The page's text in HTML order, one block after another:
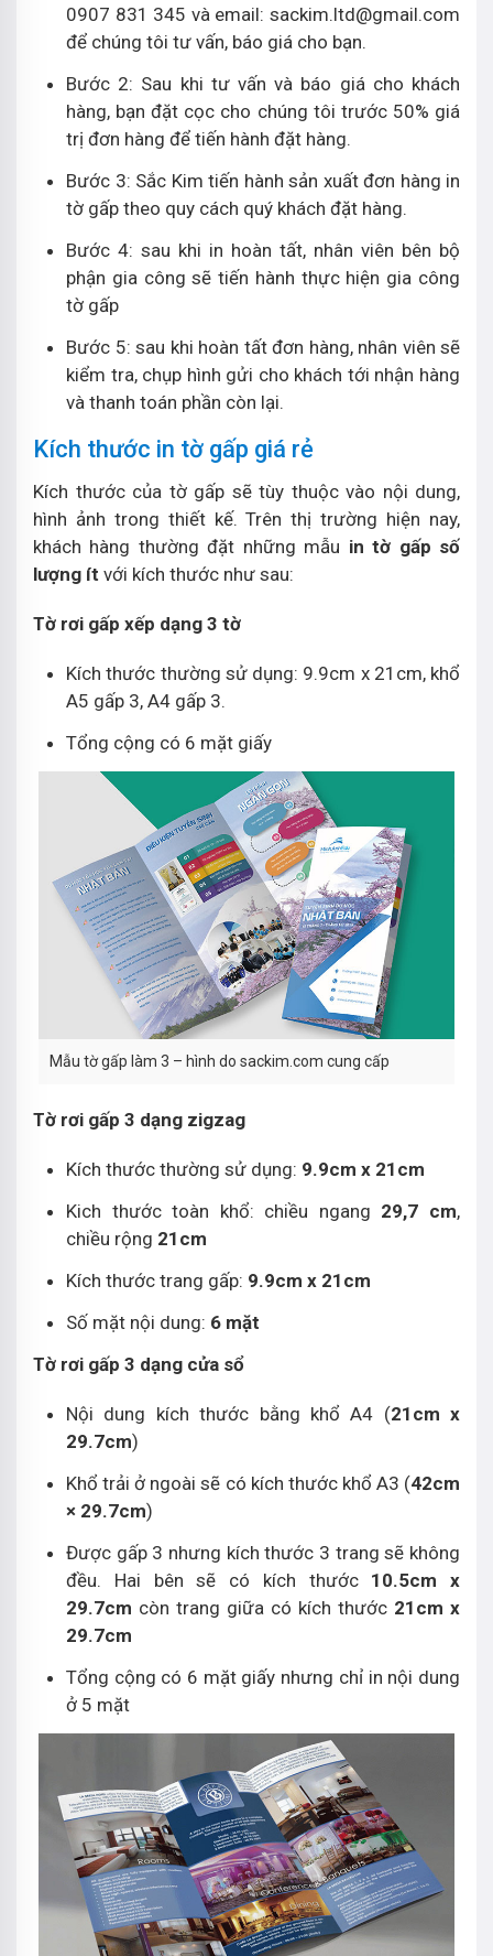
0907 831 345 và email: sackim.ltd@gmail.com
để chúng tôi tư vấn, báo giá cho bạn.
Bước 2: Sau khi tư vấn và báo giá cho khách
hàng, bạn đặt cọc cho chúng tôi trước 50% giá
trị đơn hàng để tiến hành đặt hàng.
Bước 3: Sắc Kim tiến hành sản xuất đơn hàng in
tờ gấp theo quy cách quý khách đặt hàng.
Bước 4: sau khi in hoàn tất, nhân viên bên bộ
phận gia công sẽ tiến hành thực hiện gia công
tờ gấp
Bước 5: sau khi hoàn tất đơn hàng, nhân viên sẽ
kiểm tra, chụp hình gửi cho khách tới nhận hàng
và thanh toán phần còn lại.
Kích thước in tờ gấp giá rẻ
Kích thước của tờ gấp sẽ tùy thuộc vào nội dung,
hình ảnh trong thiết kế. Trên thị trường hiện nay,
khách hàng thường đặt những mẫu in tờ gấp số
lượng ít với kích thước như sau:
Tờ rơi gấp xếp dạng 3 tờ
Kích thước thường sử dụng: 9.9cm x 21cm, khổ
A5 gấp 3, A4 gấp 3.
Tổng cộng có 6 mặt giấy
Mẫu tờ gấp làm 3 – hình do sackim.com cung cấp
Tờ rơi gấp 3 dạng zigzag
Kích thước thường sử dụng: 9.9cm x 21cm
Kich thước toàn khổ: chiều ngang 29,7 cm,
chiều rộng 21cm
Kích thước trang gấp: 9.9cm x 21cm
Số mặt nội dung: 6 mặt
Tờ rơi gấp 3 dạng cửa sổ
Nội dung kích thước bằng khổ A4 (21cm x
29.7cm)
Khổ trải ở ngoài sẽ có kích thước khổ A3 (42cm
× 29.7cm)
Được gấp 3 nhưng kích thước 3 trang sẽ không
đều. Hai bên sẽ có kích thước 10.5cm x
29.7cm còn trang giữa có kích thước 21cm x
29.7cm
Tổng cộng có 6 mặt giấy nhưng chỉ in nội dung
ở 5 mặt